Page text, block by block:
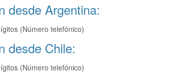
desde Argentina:
(Número telefónico)
desde Chile:
(Número telefónico)